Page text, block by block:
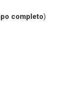
completo)